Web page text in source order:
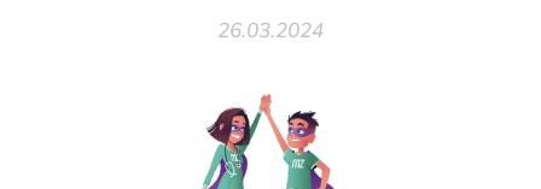
26.03.2024